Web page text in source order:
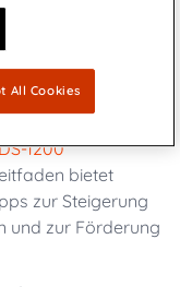
1200
bietet
zur Steigerung
und zur Förderung
All Cookies